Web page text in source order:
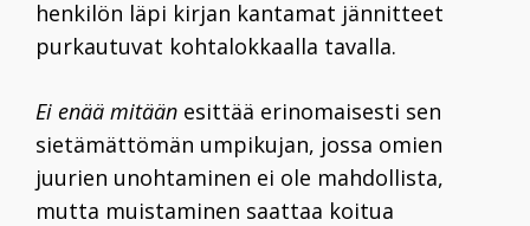
henkilön läpi kirjan kantamat jännitteet
purkautuvat kohtalokkaalla tavalla.
Ei enää mitään esittää erinomaisesti sen
sietämättömän umpikujan, jossa omien
juurien unohtaminen ei ole mahdollista,
mutta muistaminen saattaa koitua